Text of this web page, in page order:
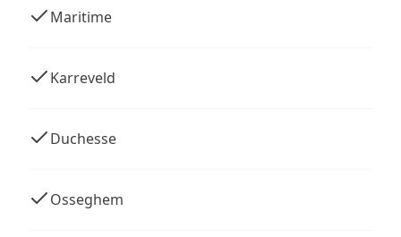
Maritime
Karreveld
Duchesse
Osseghem